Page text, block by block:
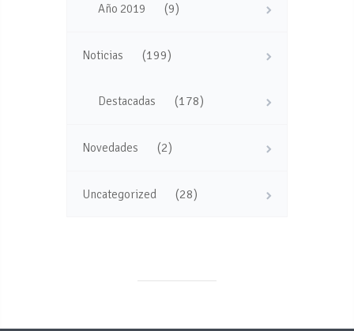
Año 2019 (9)
Noticias (199)
Destacadas (178)
Novedades (2)
Uncategorized (28)